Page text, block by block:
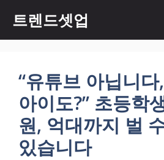
츠
트렌드셋업
“유튜브 아닙니
아이도?” 초등학
원, 억대까지 벌
있습니다